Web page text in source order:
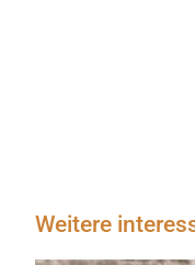
Weitere